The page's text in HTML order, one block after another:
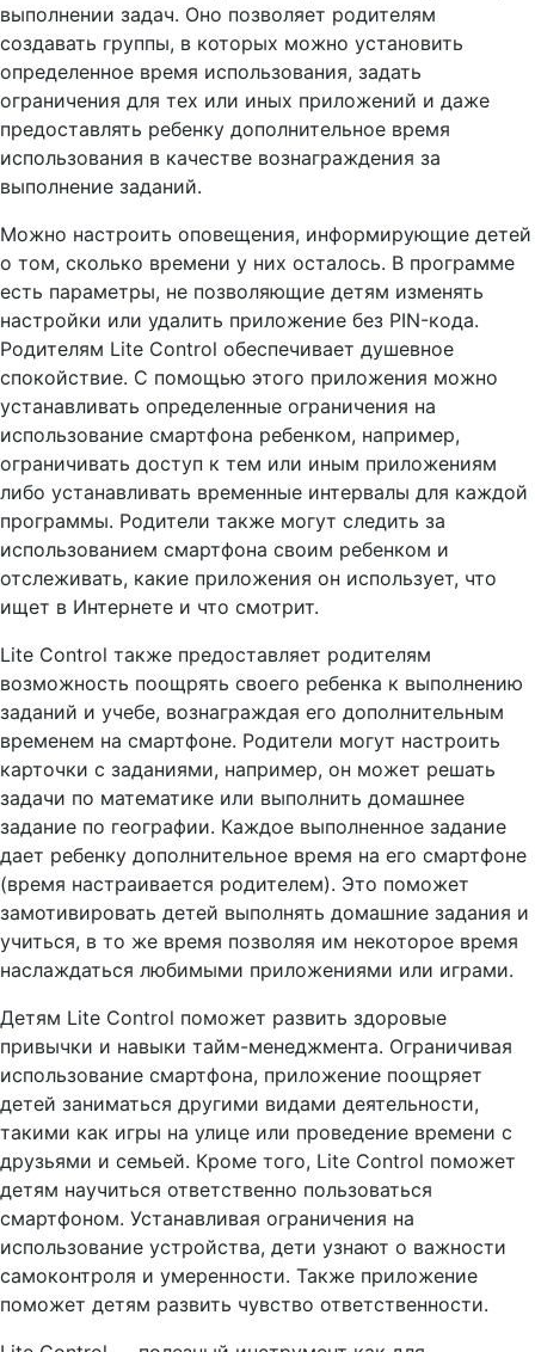
выполнении задач. Оно позволяет родителям
создавать группы, в которых можно установить
определенное время использования, задать
ограничения для тех или иных приложений и даже
предоставлять ребенку дополнительное время
использования в качестве вознаграждения за
выполнение заданий.
Можно настроить оповещения, информирующие детей
о том, сколько времени у них осталось. В программе
есть параметры, не позволяющие детям изменять
настройки или удалить приложение без PIN-кода.
Родителям Lite Control обеспечивает душевное
спокойствие. С помощью этого приложения можно
устанавливать определенные ограничения на
использование смартфона ребенком, например,
ограничивать доступ к тем или иным приложениям
либо устанавливать временные интервалы для каждой
программы. Родители также могут следить за
использованием смартфона своим ребенком и
отслеживать, какие приложения он использует, что
ищет в Интернете и что смотрит.
Lite Control также предоставляет родителям
возможность поощрять своего ребенка к выполнению
заданий и учебе, вознаграждая его дополнительным
временем на смартфоне. Родители могут настроить
карточки с заданиями, например, он может решать
задачи по математике или выполнить домашнее
задание по географии. Каждое выполненное задание
дает ребенку дополнительное время на его смартфоне
(время настраивается родителем). Это поможет
замотивировать детей выполнять домашние задания и
учиться, в то же время позволяя им некоторое время
наслаждаться любимыми приложениями или играми.
Детям Lite Control поможет развить здоровые
привычки и навыки тайм-менеджмента. Ограничивая
использование смартфона, приложение поощряет
детей заниматься другими видами деятельности,
такими как игры на улице или проведение времени с
друзьями и семьей. Кроме того, Lite Control поможет
детям научиться ответственно пользоваться
смартфоном. Устанавливая ограничения на
использование устройства, дети узнают о важности
самоконтроля и умеренности. Также приложение
поможет детям развить чувство ответственности.